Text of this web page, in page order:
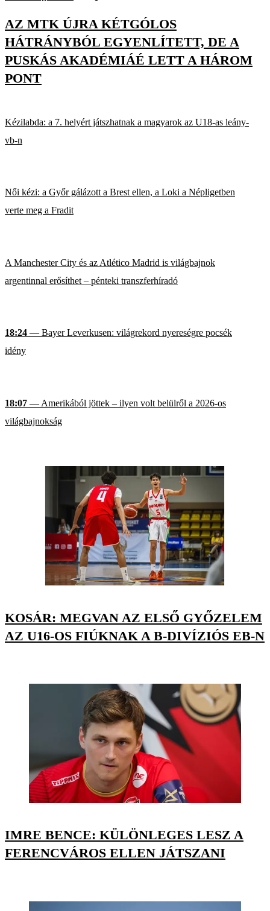
AZ MTK ÚJRA KÉTGÓLOS
HÁTRÁNYBÓL EGYENLÍTETT, DE A
PUSKÁS AKADÉMIÁÉ LETT A HÁROM
PONT
Kézilabda: a 7. helyért játszhatnak a magyarok az U18-as leány-
vb-n
Női kézi: a Győr gálázott a Brest ellen, a Loki a Népligetben
verte meg a Fradit
A Manchester City és az Atlético Madrid is világbajnok
argentinnal erősíthet – pénteki transzferhíradó
18:24 — Bayer Leverkusen: világrekord nyereségre pocsék
idény
18:07 — Amerikából jöttek – ilyen volt belülről a 2026-os
világbajnokság
KOSÁR: MEGVAN AZ ELSŐ GYŐZELEM
AZ U16-OS FIÚKNAK A B-DIVÍZIÓS EB-N
IMRE BENCE: KÜLÖNLEGES LESZ A
FERENCVÁROS ELLEN JÁTSZANI